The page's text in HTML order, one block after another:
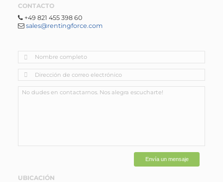
CONTACTO
+49 821 455 398 60
sales@rentingforce.com
UBICACIÓN